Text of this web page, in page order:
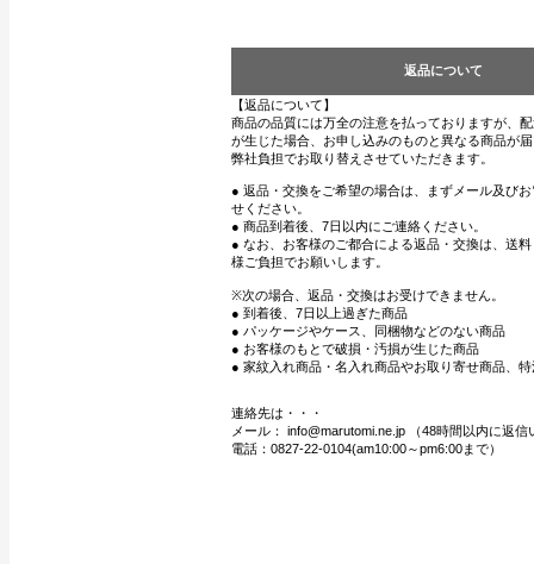
返品について
【返品について】
商品の品質には万全の注意を払っておりますが、
が生じた場合、お申し込みのものと異なる商品が
弊社負担でお取り替えさせていただきます。
● 返品・交換をご希望の場合は、まずメール及び
せください。
● 商品到着後、7日以内にご連絡ください。
● なお、お客様のご都合による返品・交換は、送
様ご負担でお願いします。
※次の場合、返品・交換はお受けできません。
● 到着後、7日以上過ぎた商品
● パッケージやケース、同梱物などのない商品
● お客様のもとで破損・汚損が生じた商品
● 家紋入れ商品・名入れ商品やお取り寄せ商品、
連絡先は・・・
メール： info@marutomi.ne.jp （48時間以内に返信
電話：0827-22-0104(am10:00～pm6:00まで）